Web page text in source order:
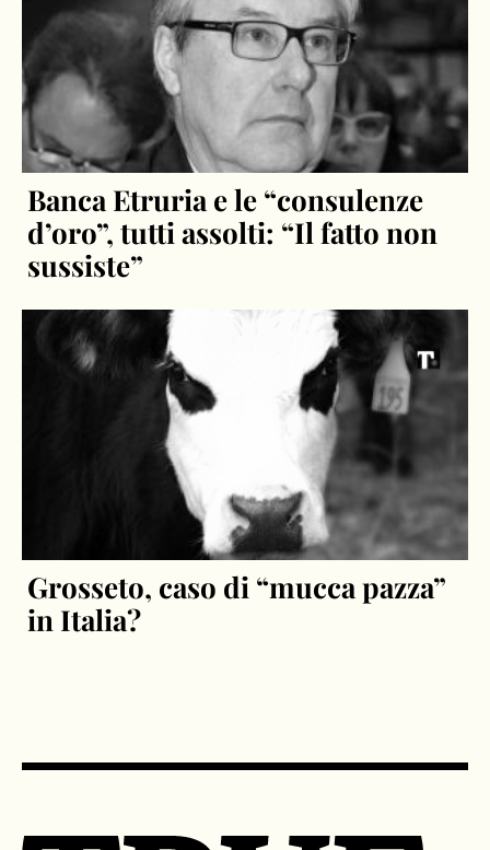
Banca Etruria e le “consulenze
d’oro”, tutti assolti: “Il fatto non
sussiste”
Grosseto, caso di “mucca pazza”
in Italia?